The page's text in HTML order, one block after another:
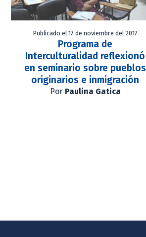
Publicado el 17 de noviembre del 2017
Programa de
Interculturalidad reflexionó
en seminario sobre pueblos
originarios e inmigración
Por Paulina Gatica